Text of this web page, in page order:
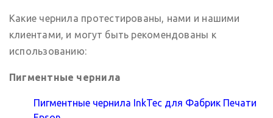
Какие чернила протестированы, нами и нашими
клиентами, и могут быть рекомендованы к
использованию:
Пигментные чернила
Пигментные чернила InkTec для Фабрик Печати